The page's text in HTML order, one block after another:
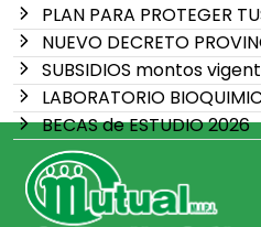
PLAN PARA PROTEGER
NUEVO DECRETO
SUBSIDIOS montos
LABORATORIO
BECAS de ESTUDIO 2026